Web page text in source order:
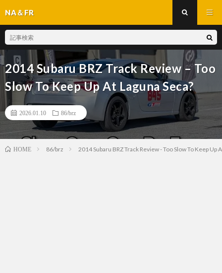
NA＆FR
2014 Subaru BRZ Track Review – Too
Slow To Keep Up At Laguna Seca?
2026.01.10 86/brz
HOME 86/brz 2014 Subaru BRZ Track Review - Too Slow To Keep Up